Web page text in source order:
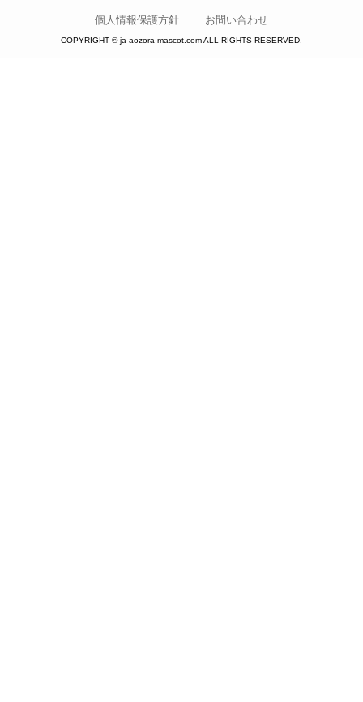
個人情報保護方針 お問い合わせ
COPYRIGHT © ja-aozora-mascot.com ALL RIGHTS RESERVED.